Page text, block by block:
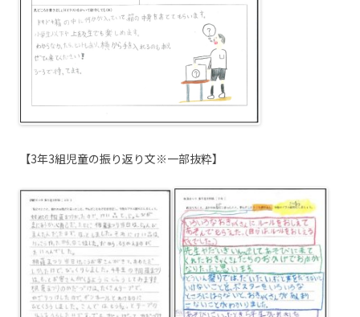
【3年3組児童の振り返り文※一部抜粋】